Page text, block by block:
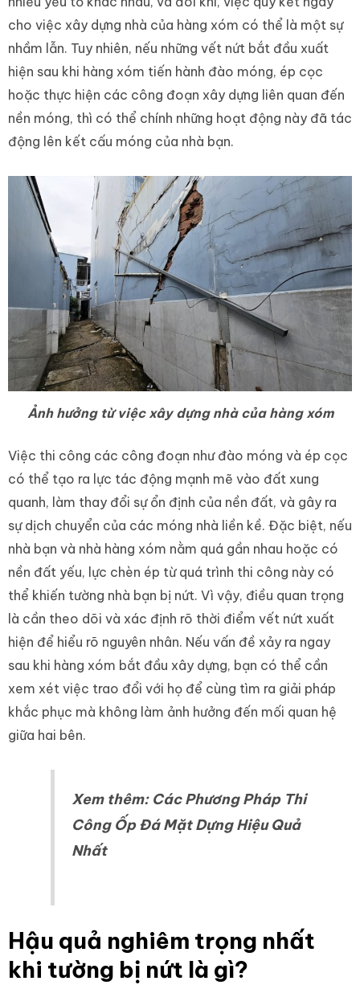
cho việc xây dựng nhà của hàng xóm có thể là một sự
nhầm lẫn. Tuy nhiên, nếu những vết nứt bắt đầu xuất
hiện sau khi hàng xóm tiến hành đào móng, ép cọc
hoặc thực hiện các công đoạn xây dựng liên quan đến
nền móng, thì có thể chính những hoạt động này đã tác
động lên kết cấu móng của nhà bạn.
Ảnh hưởng từ việc xây dựng nhà của hàng xóm
Việc thi công các công đoạn như đào móng và ép cọc
có thể tạo ra lực tác động mạnh mẽ vào đất xung
quanh, làm thay đổi sự ổn định của nền đất, và gây ra
sự dịch chuyển của các móng nhà liền kề. Đặc biệt, nếu
nhà bạn và nhà hàng xóm nằm quá gần nhau hoặc có
nền đất yếu, lực chèn ép từ quá trình thi công này có
thể khiến tường nhà bạn bị nứt. Vì vậy, điều quan trọng
là cần theo dõi và xác định rõ thời điểm vết nứt xuất
hiện để hiểu rõ nguyên nhân. Nếu vấn đề xảy ra ngay
sau khi hàng xóm bắt đầu xây dựng, bạn có thể cần
xem xét việc trao đổi với họ để cùng tìm ra giải pháp
khắc phục mà không làm ảnh hưởng đến mối quan hệ
giữa hai bên.
Xem thêm: Các Phương Pháp Thi
Công Ốp Đá Mặt Dựng Hiệu Quả
Nhất
Hậu quả nghiêm trọng nhất
khi tường bị nứt là gì?